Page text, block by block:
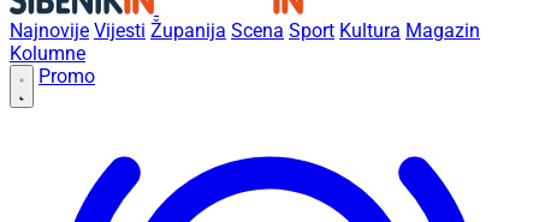
Najnovije Vijesti Županija Scena Sport Kultura Magazin
Kolumne
Promo